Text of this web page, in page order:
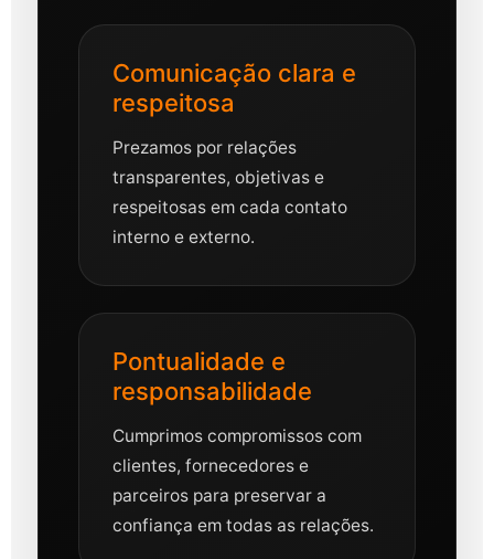
Comunicação clara e
respeitosa
Prezamos por relações
transparentes, objetivas e
respeitosas em cada contato
interno e externo.
Pontualidade e
responsabilidade
Cumprimos compromissos com
clientes, fornecedores e
parceiros para preservar a
confiança em todas as relações.